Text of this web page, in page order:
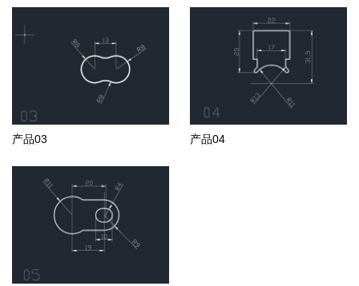
产品03 产品04